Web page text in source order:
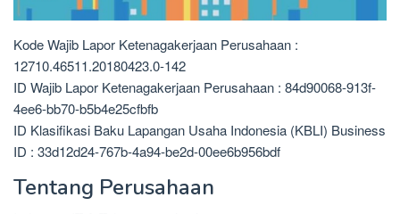
Kode Wajib Lapor Ketenagakerjaan Perusahaan :
12710.46511.20180423.0-142
ID Wajib Lapor Ketenagakerjaan Perusahaan : 84d90068-913f-
4ee6-bb70-b5b4e25cfbfb
ID Klasifikasi Baku Lapangan Usaha Indonesia (KBLI) Business
ID : 33d12d24-767b-4a94-be2d-00ee6b956bdf
Tentang Perusahaan